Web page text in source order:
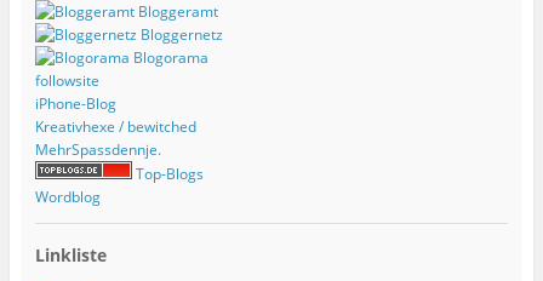
Bloggeramt
Bloggernetz
Blogorama
followsite
iPhone-Blog
Kreativhexe / bewitched
MehrSpassdennje.
Top-Blogs
Wordblog
Linkliste